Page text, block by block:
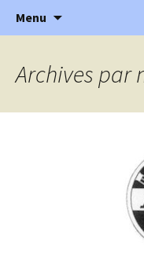
l'automobile
…
Menu
Archives par